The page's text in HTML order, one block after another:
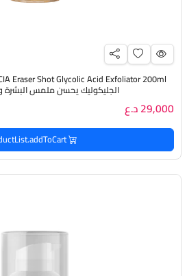
الجليكوليك يحسن ملمس
29,000 د.ع
productList.addToCart